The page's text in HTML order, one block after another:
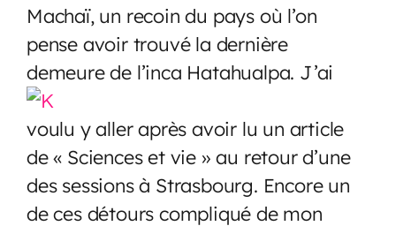
Machaï, un recoin du pays où l’on
pense avoir trouvé la dernière
demeure de l’inca Hatahualpa. J’ai
voulu y aller après avoir lu un article
de « Sciences et vie » au retour d’une
des sessions à Strasbourg. Encore un
de ces détours compliqué de mon